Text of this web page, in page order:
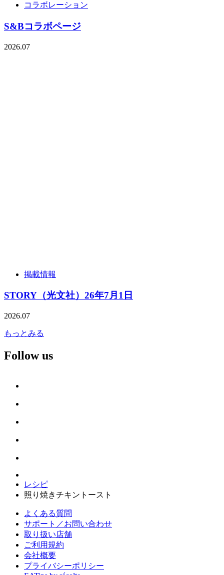
コラボレーション
S&Bコラボページ
2026.07
掲載情報
STORY（光文社）26年7月1日
2026.07
もっとみる
Follow us
レシピ
照り焼きチキントースト
よくある質問
サポート／お問い合わせ
取り扱い店舗
ご利用規約
会社概要
プライバシーポリシー